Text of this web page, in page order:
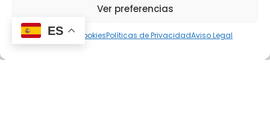
Ver preferencias
Política de cookiesPolíticas de PrivacidadAviso Legal
ES